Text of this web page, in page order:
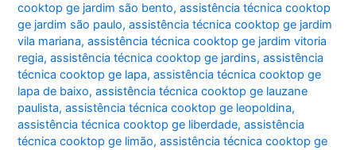
cooktop ge jardim são bento,assistência técnica cooktop
ge jardim são paulo,assistência técnica cooktop ge jardim
vila mariana,assistência técnica cooktop ge jardim vitoria
regia,assistência técnica cooktop ge jardins,assistência
técnica cooktop ge lapa,assistência técnica cooktop ge
lapa de baixo,assistência técnica cooktop ge lauzane
paulista,assistência técnica cooktop ge leopoldina,
assistência técnica cooktop ge liberdade,assistência
técnica cooktop ge limão,assistência técnica cooktop ge